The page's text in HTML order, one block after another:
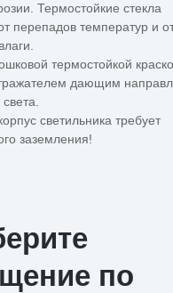
Термостойкие стекла
перепадов температур и
термостойкой
дающим
светильника требует
заземления!
по